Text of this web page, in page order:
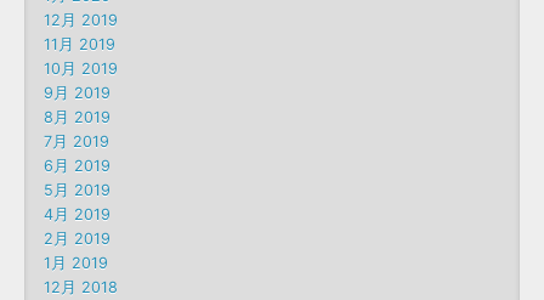
12月 2019
11月 2019
10月 2019
9月 2019
8月 2019
7月 2019
6月 2019
5月 2019
4月 2019
2月 2019
1月 2019
12月 2018